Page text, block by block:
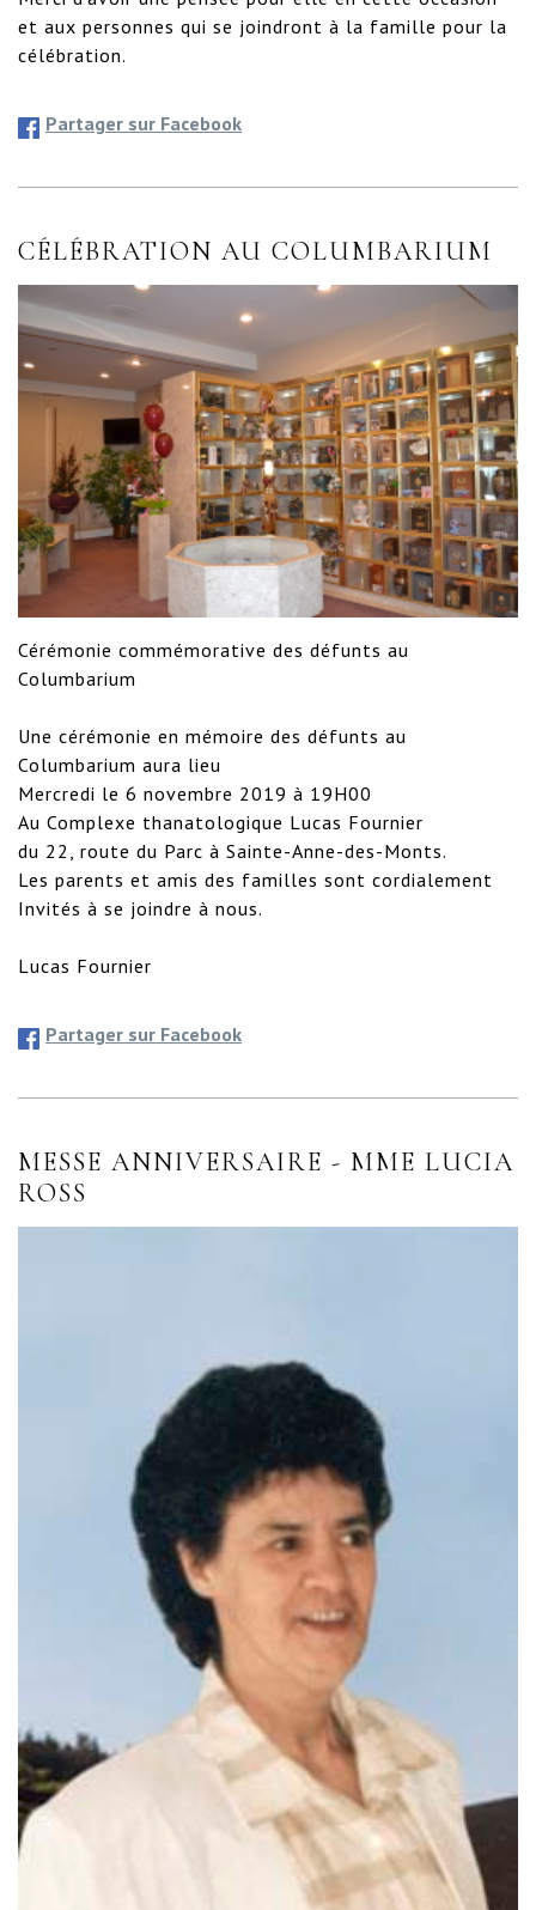
et aux personnes qui se joindront à la famille pour la
célébration.
Partager sur Facebook
CÉLÉBRATION AU COLUMBARIUM
Cérémonie commémorative des défunts au
Columbarium
Une cérémonie en mémoire des défunts au
Columbarium aura lieu
Mercredi le 6 novembre 2019 à 19H00
Au Complexe thanatologique Lucas Fournier
du 22, route du Parc à Sainte-Anne-des-Monts.
Les parents et amis des familles sont cordialement
Invités à se joindre à nous.
Lucas Fournier
Partager sur Facebook
MESSE ANNIVERSAIRE - MME LUCIA
ROSS